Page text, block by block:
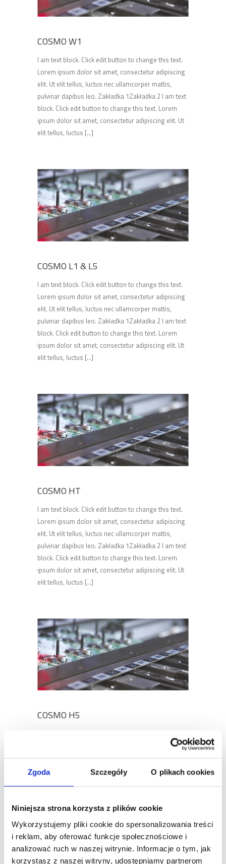
Zgoda Szczegóły O plikach cookies
Niniejsza strona korzysta z plików cookie
Wykorzystujemy pliki cookie do spersonalizowania treści
i reklam, aby oferować funkcje społecznościowe i
analizować ruch w naszej witrynie. Informacje o tym, jak
korzystasz z naszej witryny, udostępniamy partnerom
COSMO W1
I am text block. Click edit button to change this text.
Lorem ipsum dolor sit amet, consectetur adipiscing
elit. Ut elit tellus, luctus nec ullamcorper mattis,
pulvinar dapibus leo. Zakładka 1Zakładka 2 I am text
block. Click edit button to change this text. Lorem
ipsum dolor sit amet, consectetur adipiscing elit. Ut
elit tellus, luctus [...]
COSMO L1 & L5
I am text block. Click edit button to change this text.
Lorem ipsum dolor sit amet, consectetur adipiscing
elit. Ut elit tellus, luctus nec ullamcorper mattis,
pulvinar dapibus leo. Zakładka 1Zakładka 2 I am text
block. Click edit button to change this text. Lorem
ipsum dolor sit amet, consectetur adipiscing elit. Ut
elit tellus, luctus [...]
COSMO HT
I am text block. Click edit button to change this text.
Lorem ipsum dolor sit amet, consectetur adipiscing
elit. Ut elit tellus, luctus nec ullamcorper mattis,
pulvinar dapibus leo. Zakładka 1Zakładka 2 I am text
block. Click edit button to change this text. Lorem
ipsum dolor sit amet, consectetur adipiscing elit. Ut
elit tellus, luctus [...]
COSMO H5
Lorem ipsum dolor sit amet, consectetur adipiscing
elit. Ut elit tellus, luctus nec ullamcorper mattis,
pulvinar dapibus leo. Zakładka 1Zakładka 2 I am text
elit tellus, luctus [...]